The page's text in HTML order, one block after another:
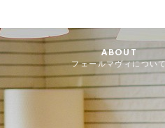
ABOUT
フェールマヴィについて